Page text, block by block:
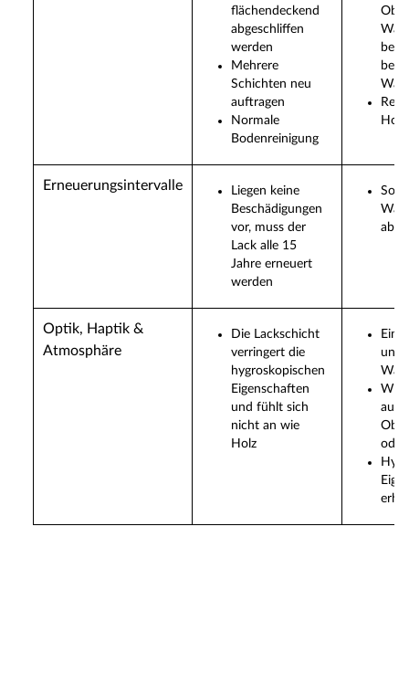
flächendeckend
abgeschliffen
werden
Mehrere
Schichten neu
auftragen
Normale
Bodenreinigung
Erneuerungsintervalle
Liegen keine
Beschädigungen
vor, muss der
Lack alle 15
Jahre erneuert
werden
Optik, Haptik &
Atmosphäre
Die Lackschicht
verringert die
hygroskopischen
Eigenschaften
und fühlt sich
nicht an wie
Holz
und
oder